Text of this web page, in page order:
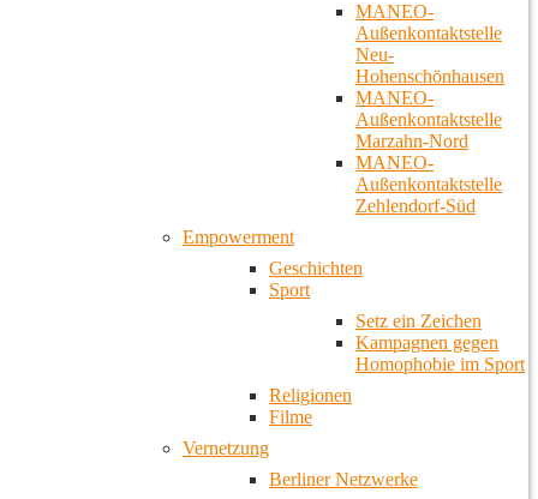
MANEO-
Außenkontaktstelle
Neu-
Hohenschönhausen
MANEO-
Außenkontaktstelle
Marzahn-Nord
MANEO-
Außenkontaktstelle
Zehlendorf-Süd
Empowerment
Geschichten
Sport
Setz ein Zeichen
Kampagnen gegen
Homophobie im Sport
Religionen
Filme
Vernetzung
Berliner Netzwerke